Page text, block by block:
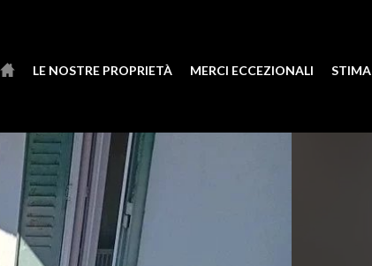
LE NOSTRE PROPRIETÀ MERCI ECCEZIONALI STIMA